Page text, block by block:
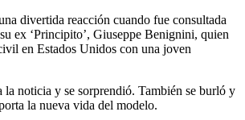
divertida reacción cuando fue consultada
ex ‘Principito’, Giuseppe Benignini, quien
en Estados Unidos con una joven
la noticia y se sorprendió. También se burló y
la nueva vida del modelo.